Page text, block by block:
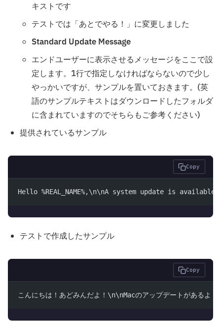
キストです
テストでは「あとでやる！」に変更しました
Standard Update Message
エンドユーザーに表示させるメッセージをここで設
定します。1行で指定しなければならないので少し
やっかいですが、サンプルを置いておきます。(英
語のサンプルテキストはダウンロードしたフォルダ
に含まれていますのでそちらもご参考ください)
提供されているサンプル
Copy
Hello %REAL_NAME%,\n\nA system update is
テストで作成したサンプル
Copy
こんにちは！あどみんだよ！\n\nMacのアップデートがある